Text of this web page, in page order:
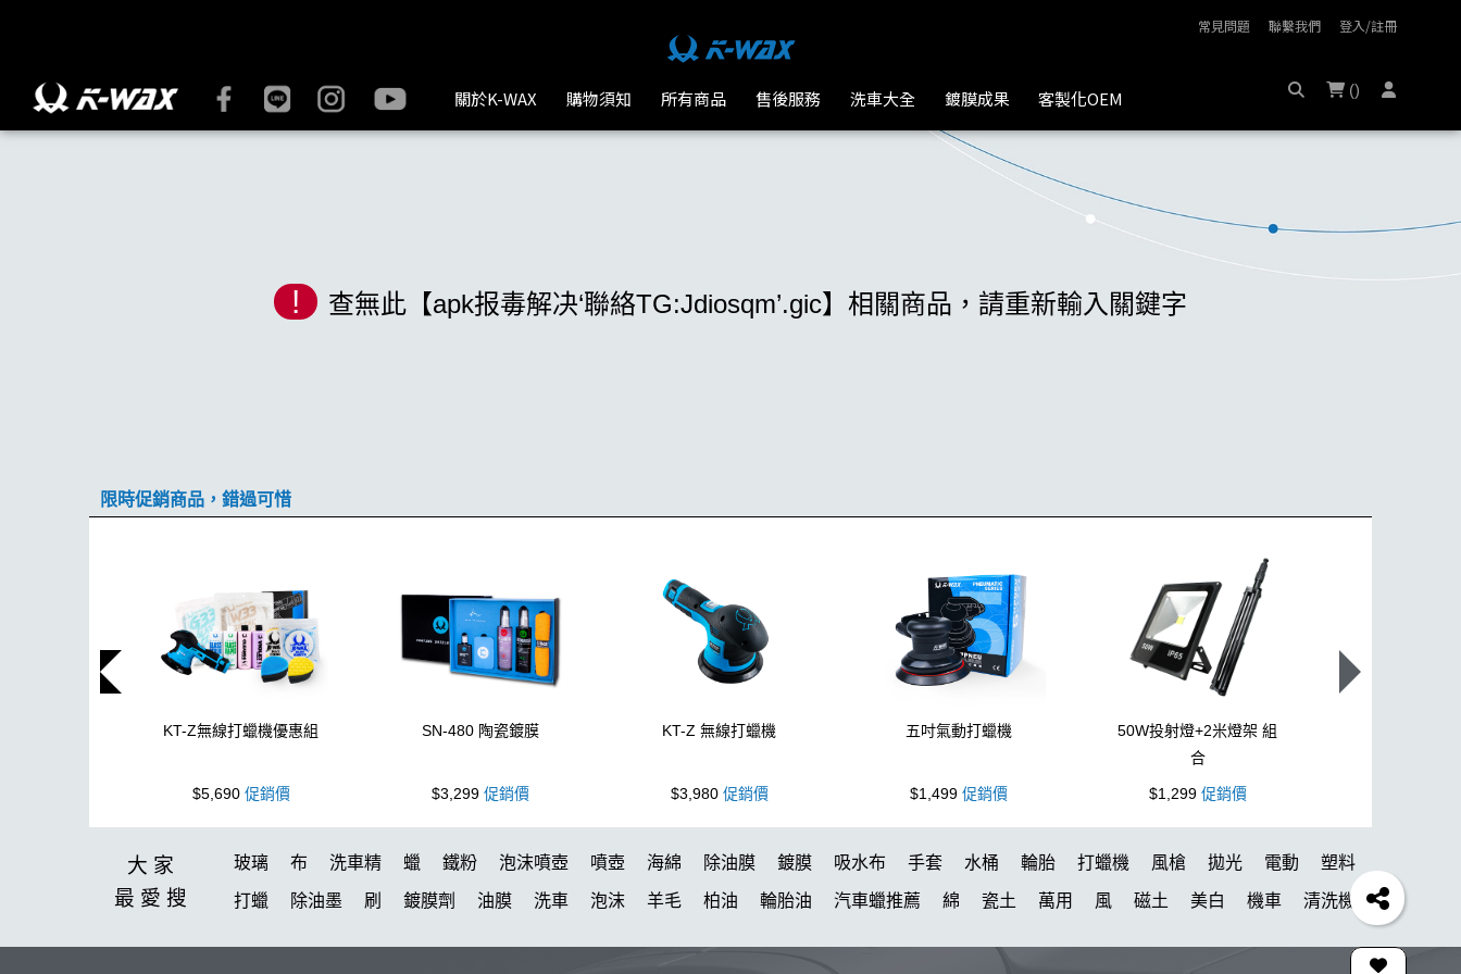
常見問題 聯繫我們 登入/註冊
()
關於K-WAX 購物須知 所有商品 售後服務 洗車大全 鍍膜成果 客製化OEM
! 查無此【apk报毒解决‘聯絡TG:Jdiosqm’.gic】相關商品，請重新輸入關鍵字
限時促銷商品，錯過可惜
KT-Z無線打蠟機優惠組
$5,690促銷價
SN-480 陶瓷鍍膜
$3,299促銷價
KT-Z 無線打蠟機
$3,980促銷價
五吋氣動打蠟機
$1,499促銷價
50W投射燈+2米燈架 組
合
$1,299促銷價
大家
最愛 搜
玻璃 布 洗車精 蠟 鐵粉 泡沫噴壺 噴壺 海綿 除油膜 鍍膜 吸水布 手套 水桶 輪胎 打蠟機 風槍 拋光 電動 塑料
打蠟 除油墨 刷 鍍膜劑 油膜 洗車 泡沫 羊毛 柏油 輪胎油 汽車蠟推薦 綿 瓷土 萬用 風 磁土 美白 機車 清洗機